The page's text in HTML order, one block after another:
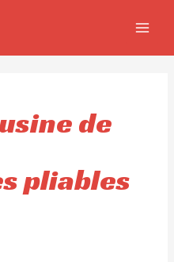
de
pliables